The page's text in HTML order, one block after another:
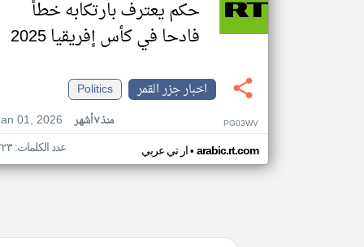
حكم يعترف بارتكابه خطأ
فادحا في كأس إفريقيا 2025
اخبار جزر القمر
Politics
01, 2026
منذ ٧ أشهر PG03WV
ار تي عربي• arabic.rt.com عدد الكلمات: ٢٢٣